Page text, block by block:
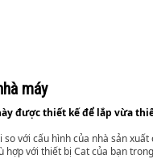
máy
được thiết kế để lắp vừa
so với cấu hình của nhà sản
hợp với thiết bị Cat của bạn